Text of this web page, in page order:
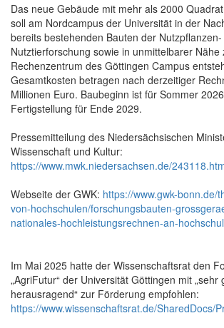
Das neue Gebäude mit mehr als 2000
soll am Nordcampus der Universität in der
bereits bestehenden Bauten der Nutzpflanzen-
Nutztierforschung sowie in unmittelbarer Nähe
Rechenzentrum des Göttingen Campus
Gesamtkosten betragen nach derzeitiger
Millionen Euro. Baubeginn ist für Sommer
Fertigstellung für Ende 2029.
Pressemitteilung des Niedersächsischen
Wissenschaft und Kultur:
https://www.mwk.niedersachsen.de/
Webseite der GWK: https://www.gwk-bonn.de/
von-hochschulen/forschungsbauten-
nationales-hochleistungsrechnen-an-
Im Mai 2025 hatte der Wissenschaftsrat den
„AgriFutur“ der Universität Göttingen mit „sehr
herausragend“ zur Förderung empfohlen:
https://www.wissenschaftsrat.de/SharedDocs/